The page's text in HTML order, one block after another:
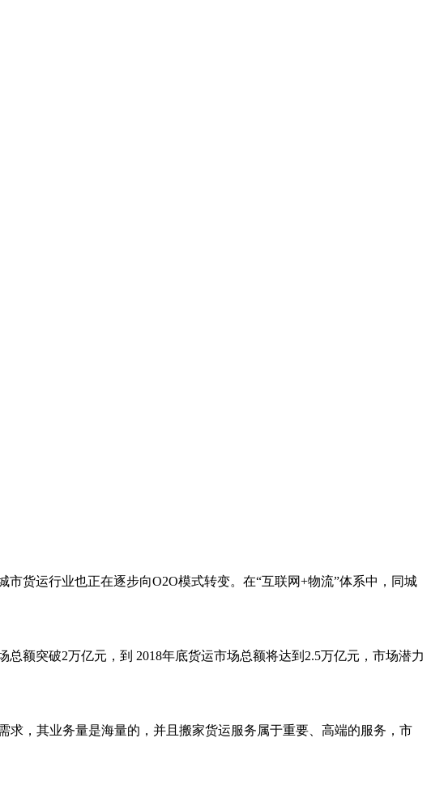
货运行业也正在逐步向O2O模式转变。在“互联网+物流”体系中，同城
额突破2万亿元，到 2018年底货运市场总额将达到2.5万亿元，市场潜力
，其业务量是海量的，并且搬家货运服务属于重要、高端的服务，市